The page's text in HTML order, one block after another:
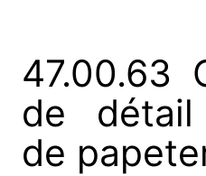
47.00.63
de détail
de